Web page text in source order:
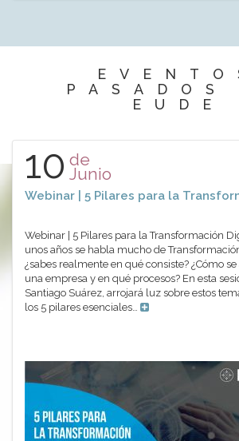
PASADOS
EUDE
10 de
Junio
Webinar | 5 Pilares para la
Webinar | 5 Pilares para la Transformación
unos años se habla mucho de
¿sabes realmente en qué consiste? ¿Cómo
una empresa y en qué procesos? En esta
Santiago Suárez, arrojará luz sobre estos
los 5 pilares esenciales…